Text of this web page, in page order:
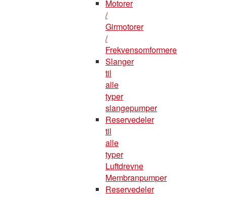
Motorer
/
Girmotorer
/
Frekvensomformere
Slanger
til
alle
typer
slangepumper
Reservedeler
til
alle
typer
Luftdrevne
Membranpumper
Reservedeler